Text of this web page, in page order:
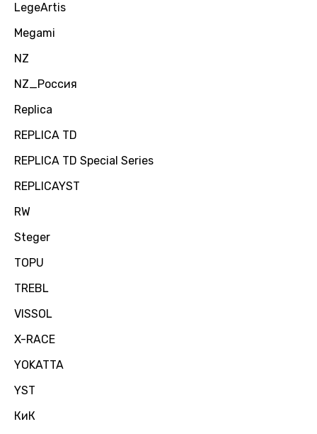
LegeArtis
Megami
NZ
NZ_Россия
Replica
REPLICA TD
REPLICA TD Special Series
REPLICAYST
RW
Steger
TOPU
TREBL
VISSOL
X-RACE
YOKATTA
YST
КиК